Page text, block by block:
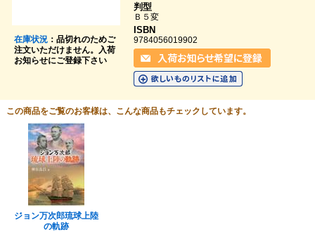
在庫状況：品切れのためご
注文いただけません。入荷
お知らせにご登録下さい
判型
Ｂ５変
ISBN
9784056019902
この商品をご覧のお客様は、こんな商品もチェックしています。
ジョン万次郎琉球上陸
の軌跡